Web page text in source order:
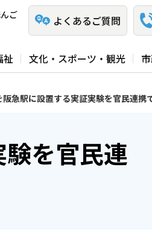
ご よくあるご質問
祉 文化・スポーツ・観光
急駅に設置する実証実験を官民連携
を官民連